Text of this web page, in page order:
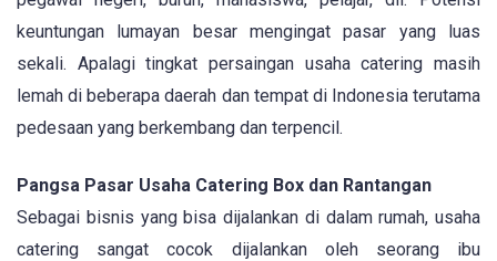
keuntungan lumayan besar mengingat pasar yang luas
sekali. Apalagi tingkat persaingan usaha catering masih
lemah di beberapa daerah dan tempat di Indonesia terutama
pedesaan yang berkembang dan terpencil.
Pangsa Pasar Usaha Catering Box dan Rantangan
Sebagai bisnis yang bisa dijalankan di dalam rumah, usaha
catering sangat cocok dijalankan oleh seorang ibu